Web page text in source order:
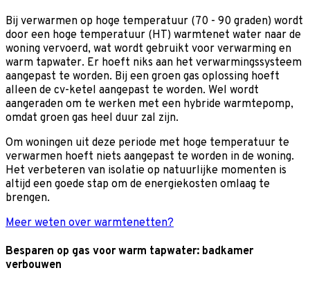
Bij verwarmen op hoge temperatuur (70 - 90 graden) wordt
door een hoge temperatuur (HT) warmtenet water naar de
woning vervoerd, wat wordt gebruikt voor verwarming en
warm tapwater. Er hoeft niks aan het verwarmingssysteem
aangepast te worden. Bij een groen gas oplossing hoeft
alleen de cv-ketel aangepast te worden. Wel wordt
aangeraden om te werken met een hybride warmtepomp,
omdat groen gas heel duur zal zijn.
Om woningen uit deze periode met hoge temperatuur te
verwarmen hoeft niets aangepast te worden in de woning.
Het verbeteren van isolatie op natuurlijke momenten is
altijd een goede stap om de energiekosten omlaag te
brengen.
Meer weten over warmtenetten?
Besparen op gas voor warm tapwater: badkamer
verbouwen